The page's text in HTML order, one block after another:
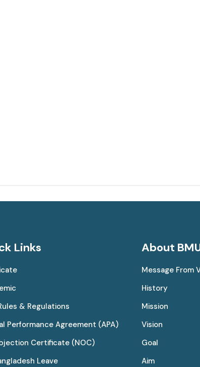
Links
& Regulations
Performance Agreement (APA)
Certificate (NOC)
Leave
About
Message From
History
Mission
Vision
Goal
Aim